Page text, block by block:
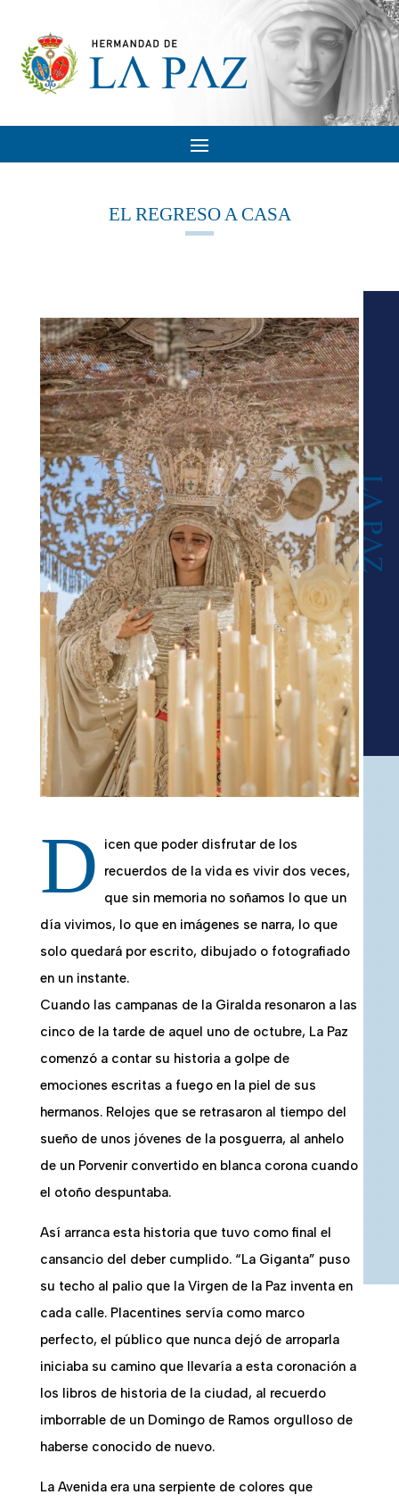
EL REGRESO A CASA
D
icen que poder disfrutar de los
recuerdos de la vida es vivir dos veces,
que sin memoria no soñamos lo que un
día vivimos, lo que en imágenes se narra, lo que
solo quedará por escrito, dibujado o fotografiado
en un instante.
Cuando las campanas de la Giralda resonaron a las
cinco de la tarde de aquel uno de octubre, La Paz
comenzó a contar su historia a golpe de
emociones escritas a fuego en la piel de sus
hermanos. Relojes que se retrasaron al tiempo del
sueño de unos jóvenes de la posguerra, al anhelo
de un Porvenir convertido en blanca corona cuando
el otoño despuntaba.
Así arranca esta historia que tuvo como final el
cansancio del deber cumplido. “La Giganta” puso
su techo al palio que la Virgen de la Paz inventa en
cada calle. Placentines servía como marco
perfecto, el público que nunca dejó de arroparla
iniciaba su camino que llevaría a esta coronación a
los libros de historia de la ciudad, al recuerdo
imborrable de un Domingo de Ramos orgulloso de
haberse conocido de nuevo.
La Avenida era una serpiente de colores que